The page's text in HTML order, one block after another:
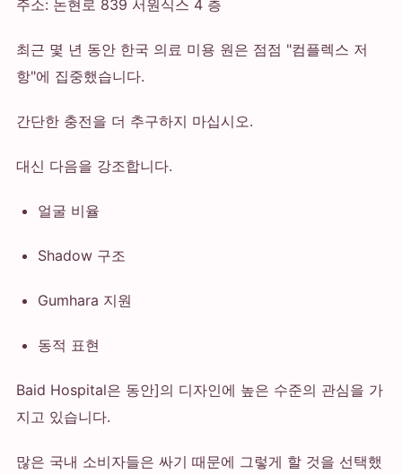
주소: 논현로 839 서원식스 4 층
최근 몇 년 동안 한국 의료 미용 원은 점점 "컴플렉스 저
항"에 집중했습니다.
간단한 충전을 더 추구하지 마십시오.
대신 다음을 강조합니다.
얼굴 비율
Shadow 구조
Gumhara 지원
동적 표현
Baid Hospital은 동안]의 디자인에 높은 수준의 관심을 가
지고 있습니다.
많은 국내 소비자들은 싸기 때문에 그렇게 할 것을 선택했